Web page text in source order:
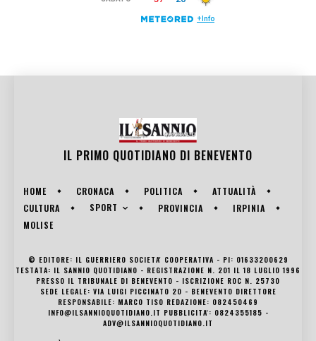
IL PRIMO QUOTIDIANO DI BENEVENTO
HOME CRONACA POLITICA
ATTUALITÀ
CULTURA
SPORT PROVINCIA
IRPINIA
MOLISE
© EDITORE: IL GUERRIERO SOCIETA' COOPERATIVA - PI: 01633200629
TESTATA: IL SANNIO QUOTIDIANO - REGISTRAZIONE N. 201 IL 18 LUGLIO 1996
PRESSO IL TRIBUNALE DI BENEVENTO - ISCRIZIONE ROC N. 25730
SEDE LEGALE: VIA LUIGI PICCINATO 20 - BENEVENTO DIRETTORE
RESPONSABILE: MARCO TISO REDAZIONE: 082450469
INFO@ILSANNIOQUOTIDIANO.IT PUBBLICITA': 0824355185 -
ADV@ILSANNIOQUOTIDIANO.IT